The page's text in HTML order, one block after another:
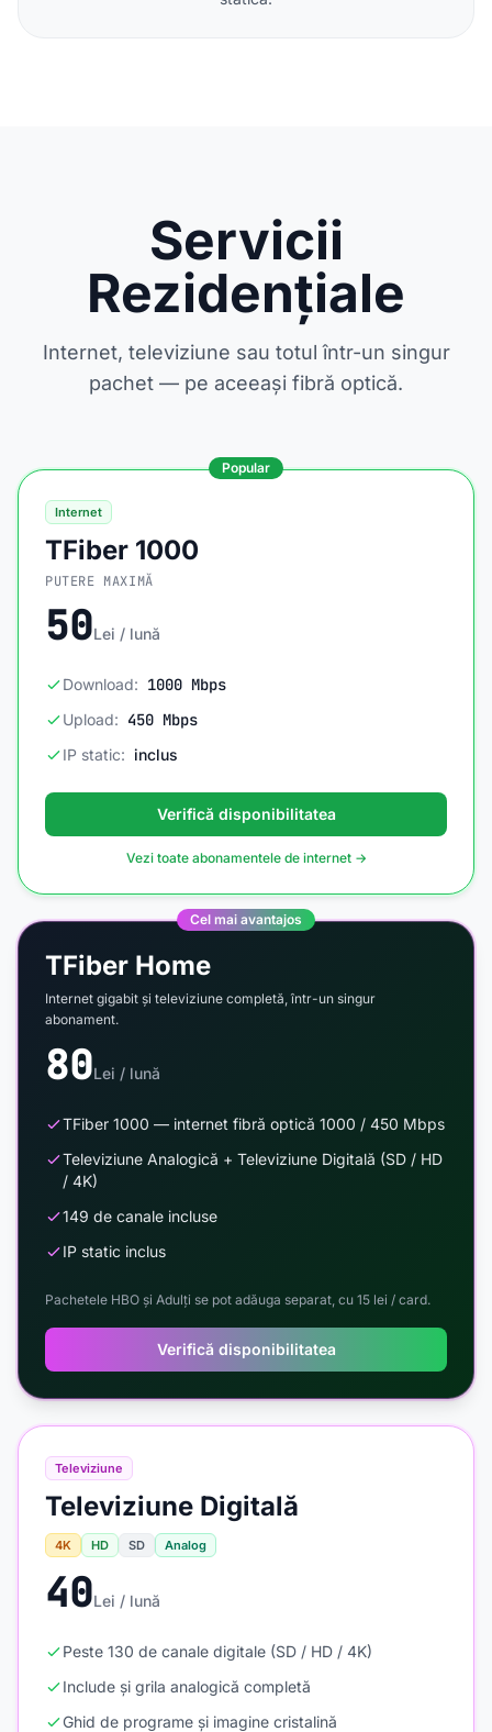
Servicii
Rezidențiale
Internet, televiziune sau totul într-un singur
pachet — pe aceeași fibră optică.
Popular
Internet
TFiber 1000
PUTERE MAXIMĂ
50Lei / lună
Download: 1000 Mbps
Upload: 450 Mbps
IP static: inclus
Verifică disponibilitatea
Vezi toate abonamentele de internet →
Televiziune
Televiziune Digitală
4K HD SD Analog
40Lei / lună
Peste 130 de canale digitale (SD / HD / 4K)
Include și grila analogică completă
Ghid de programe și imagine cristalină
Cel mai avantajos
TFiber Home
Internet gigabit și televiziune completă, într-un singur
abonament.
80Lei / lună
TFiber 1000 — internet fibră optică 1000 / 450 Mbps
Televiziune Analogică + Televiziune Digitală (SD / HD
/ 4K)
149 de canale incluse
IP static inclus
Pachetele HBO și Adulți se pot adăuga separat, cu 15 lei / card.
Verifică disponibilitatea